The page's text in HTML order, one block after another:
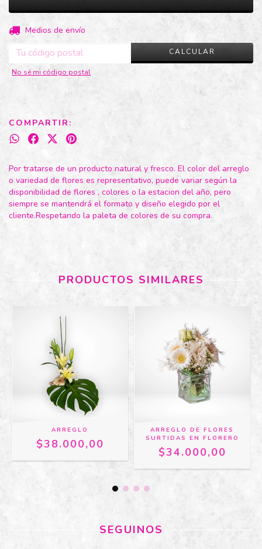
Entregas para el CP:
Medios de envío
CALCULAR
No sé mi código postal
COMPARTIR:
Por tratarse de un producto natural y fresco. El color del arreglo
o variedad de flores es representativo, puede variar según la
disponibilidad de flores , colores o la estacion del año, pero
siempre se mantendrá el formato y diseño elegido por el
cliente.Respetando la paleta de colores de su compra.
PRODUCTOS SIMILARES
ARREGLO
$38.000,00
ARREGLO DE FLORES
SURTIDAS EN FLORERO
$34.000,00
SEGUINOS